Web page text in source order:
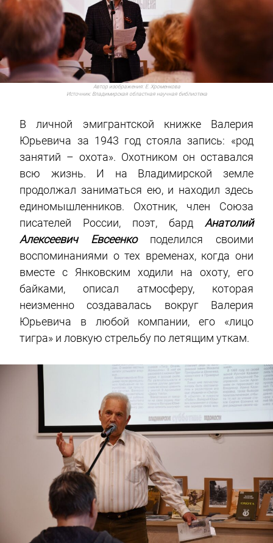
Автор изображения: Е. Хроменкова
Источник: Владимирская областная научная библиотека
В личной эмигрантской книжке Валерия
Юрьевича за 1943 год стояла запись: «род
занятий – охота». Охотником он оставался
всю жизнь. И на Владимирской земле
продолжал заниматься ею, и находил здесь
единомышленников. Охотник, член Союза
писателей России, поэт, бард Анатолий
Алексеевич Евсеенкоподелился своими
воспоминаниями о тех временах, когда они
вместе с Янковским ходили на охоту, его
байками, описал атмосферу, которая
неизменно создавалась вокруг Валерия
Юрьевича в любой компании, его «лицо
тигра» и ловкую стрельбу по летящим уткам.